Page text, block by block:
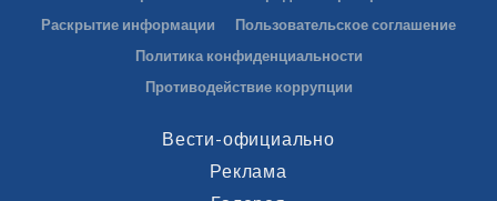
Раскрытие информации
Пользовательское соглашение
Политика конфиденциальности
Противодействие коррупции
Вести-официально
Реклама